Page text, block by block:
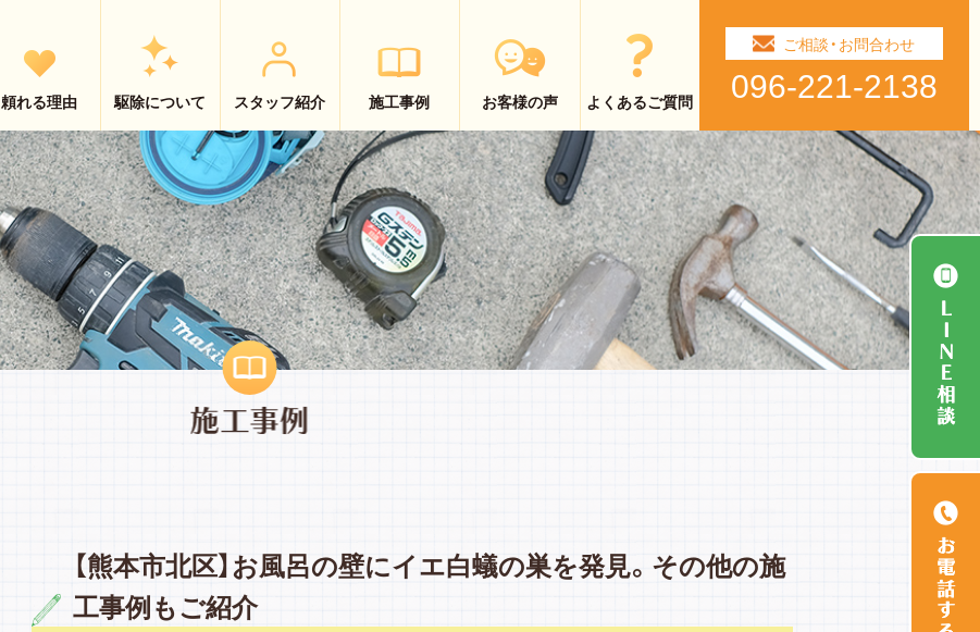
頼れる理由 駆除について スタッフ紹介 施工事例 お客様の声 よくあるご質問
ご相談・お問合わせ
096-221-2138
【熊本市北区】お風呂の壁にイエ白蟻の巣を発見。その他の施
工事例もご紹介